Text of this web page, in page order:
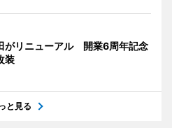
がリニューアル 開業6周年記念
装
と見る